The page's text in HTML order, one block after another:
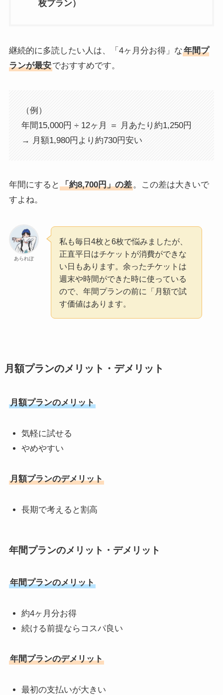
枚プラン）
継続的に多読したい人は、「4ヶ月分お得」な年間プ
ランが最安でおすすめです。
（例）
年間15,000円 ÷ 12ヶ月 ＝ 月あたり約1,250円
→ 月額1,980円より約730円安い
年間にすると 「約8,700円」の差。この差は大きいで
すよね。
あられぽ
私も毎日4枚と6枚で悩みましたが、
正直平日はチケットが消費ができな
い日もあります。余ったチケットは
週末や時間ができた時に使っている
ので、年間プランの前に「月額で試
す価値はあります。
月額プランのメリット・デメリット
月額プランのメリット
気軽に試せる
やめやすい
月額プランのデメリット
長期で考えると割高
年間プランのメリット・デメリット
年間プランのメリット
約4ヶ月分お得
続ける前提ならコスパ良い
年間プランのデメリット
最初の支払いが大きい